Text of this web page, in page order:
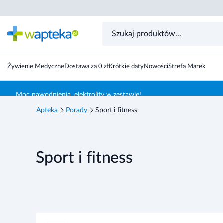
Żywienie MedyczneDostawa za 0 złKrótkie datyNowościStrefa Marek
Moc nawodnienia, elektrolity w zestawie!
Apteka Porady Sport i fitness
Sport i fitness